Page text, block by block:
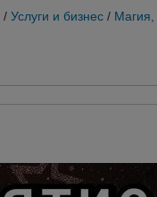
/ Услуги и бизнес / Магия,